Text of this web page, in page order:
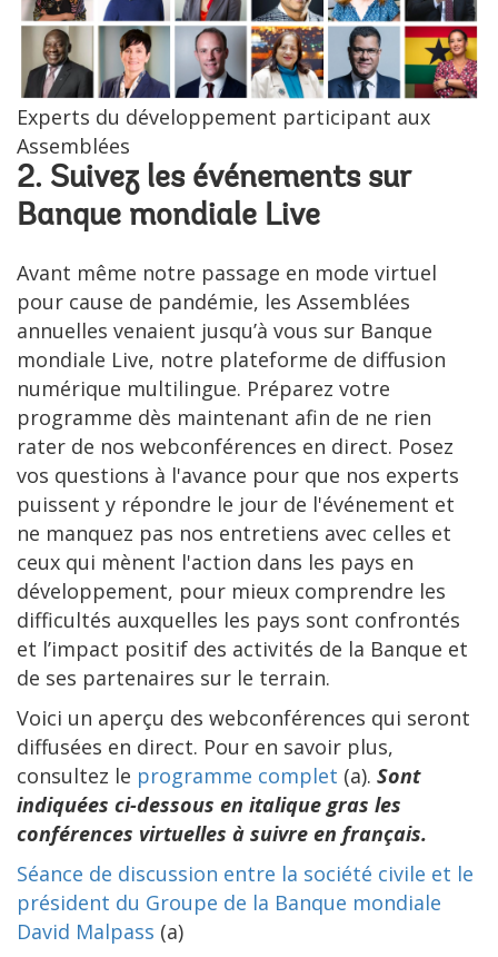
Experts du développement participant aux
Assemblées
2. Suivez les événements sur
Banque mondiale Live
Avant même notre passage en mode virtuel
pour cause de pandémie, les Assemblées
annuelles venaient jusqu’à vous sur Banque
mondiale Live, notre plateforme de diffusion
numérique multilingue. Préparez votre
programme dès maintenant afin de ne rien
rater de nos webconférences en direct. Posez
vos questions à l'avance pour que nos experts
puissent y répondre le jour de l'événement et
ne manquez pas nos entretiens avec celles et
ceux qui mènent l'action dans les pays en
développement, pour mieux comprendre les
difficultés auxquelles les pays sont confrontés
et l’impact positif des activités de la Banque et
de ses partenaires sur le terrain.
Voici un aperçu des webconférences qui seront
diffusées en direct. Pour en savoir plus,
consultez le programme complet (a). Sont
indiquées ci-dessous en italique gras les
conférences virtuelles à suivre en français.
Séance de discussion entre la société civile et le
président du Groupe de la Banque mondiale
David Malpass (a)